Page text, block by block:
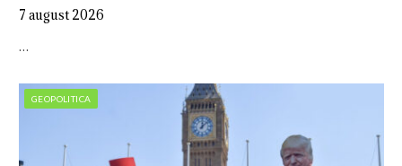
7 august 2026
…
GEOPOLITICA